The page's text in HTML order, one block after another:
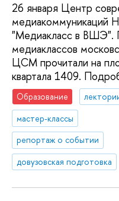
26 января Центр
медиакоммуникаций
"Медиакласс в ВШЭ".
медиаклассов
ЦСМ прочитали на
квартала 1409.
Образование
мастер-классы
репортаж о событии
довузовская подготовка